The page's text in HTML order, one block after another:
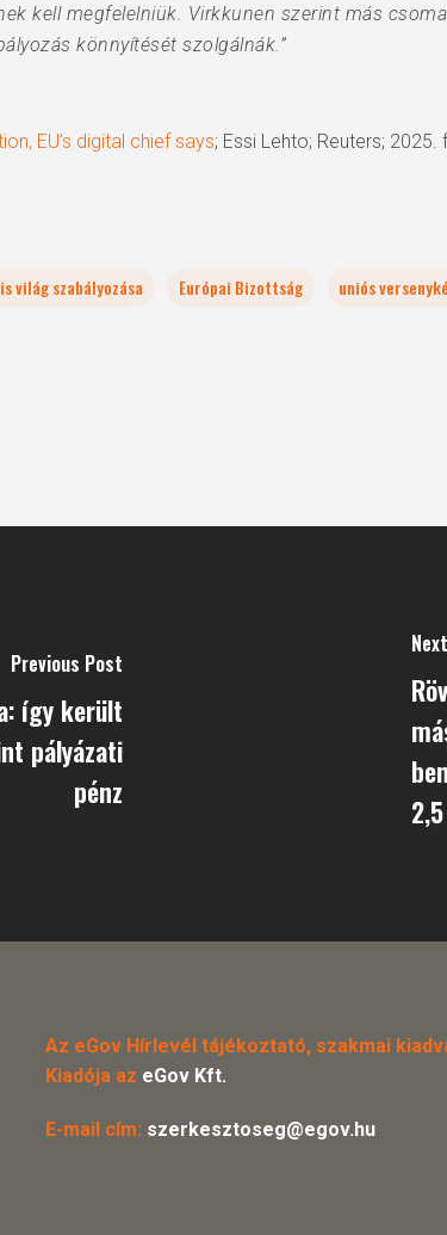
kell megfelelniük. Virkkunen szerint más
könnyítését szolgálnák.”
EU’s digital chief says; Essi Lehto; Reuters; 2025.
világ szabályozása Európai Bizottság uniós
Previous Post
így került
pályázati
pénz
Az eGov Hírlevél tájékoztató, szakmai
Kiadója az eGov Kft.
E-mail cím: szerkesztoseg@egov.hu